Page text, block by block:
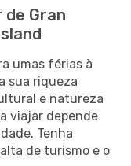
Gran
umas férias à
sua riqueza
e natureza
viajar depende
Tenha
de turismo e o